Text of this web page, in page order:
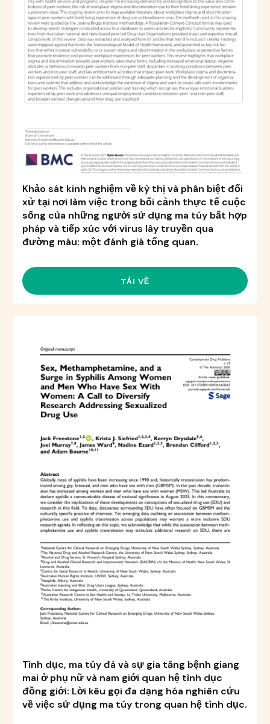
Khảo sát kinh nghiệm về kỳ thị và phân biệt đối
xử tại nơi làm việc trong bối cảnh thực tế cuộc
sống của những người sử dụng ma túy bất hợp
pháp và tiếp xúc với virus lây truyền qua
đường máu: một đánh giá tổng quan.
TẢI VỀ
Tình dục, ma túy đá và sự gia tăng bệnh giang
mai ở phụ nữ và nam giới quan hệ tình dục
đồng giới: Lời kêu gọi đa dạng hóa nghiên cứu
về việc sử dụng ma túy trong quan hệ tình dục.